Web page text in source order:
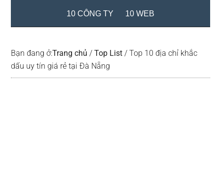
10 CÔNG TY 10 WEB
Bạn đang ở:Trang chủ / Top List / Top 10 địa chỉ khắc
dấu uy tín giá rẻ tại Đà Nẵng